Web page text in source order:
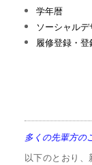
学年暦
ソーシャル
履修登録・
多くの先輩方の
以下のとおり